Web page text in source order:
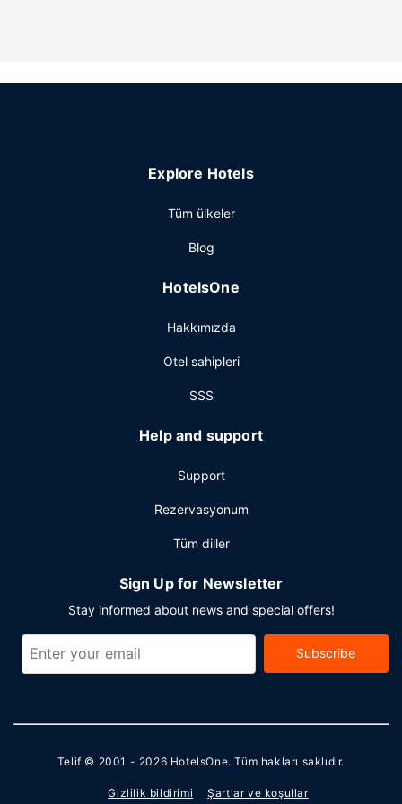
ücretsiz kablosuz İnternet, banket salonu ve otomatik satış
hafif yemek büfesi/şarküteri vardır. Misafirlerimize her gün
Misafirler için ofis, hızlı giriş ve hızlı çıkış mevcuttur.
Explore Hotels
Tüm ülkeler
Blog
HotelsOne
Hakkımızda
Otel sahipleri
SSS
Help and support
Support
Rezervasyonum
Tüm diller
Sign Up for Newsletter
Stay informed about news and special offers!
Subscribe
Telif © 2001 - 2026 HotelsOne. Tüm hakları saklıdır.
Gizlilik bildirimi Şartlar ve koşullar